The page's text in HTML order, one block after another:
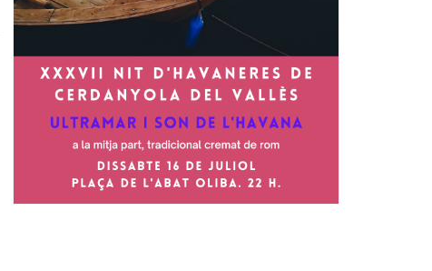
Dades Obertes
Catàleg de Serveis i Tràmits
Mercats Municipals
Webs Municipals